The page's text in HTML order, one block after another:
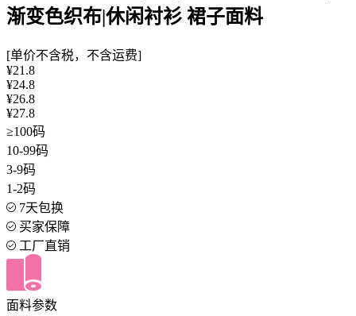
渐变色织布|休闲衬衫 裙子面料
[单价不含税，不含运费]
¥21.8
¥24.8
¥26.8
¥27.8
≥100码
10-99码
3-9码
1-2码
7天包换
买家保障
工厂直销
面料参数